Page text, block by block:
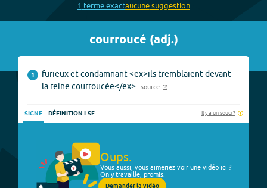
1 termeexactaucunesuggestion
courroucé (adj.)
1
furieux et condamnant <ex>ils tremblaient devant
la reine courroucée</ex>
source
SIGNE DÉFINITION LSF Il y a un souci ?
Oups.
Vous aussi, vous aimeriez voir une vidéo ici ?
On y travaille, promis.
Demander la vidéo